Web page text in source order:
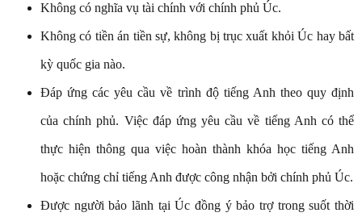
Không có nghĩa vụ tài chính với chính phủ Úc.
Không có tiền án tiền sự, không bị trục xuất khỏi Úc hay bất
kỳ quốc gia nào.
Đáp ứng các yêu cầu về trình độ tiếng Anh theo quy định
của chính phủ. Việc đáp ứng yêu cầu về tiếng Anh có thể
thực hiện thông qua việc hoàn thành khóa học tiếng Anh
hoặc chứng chỉ tiếng Anh được công nhận bởi chính phủ Úc.
Được người bảo lãnh tại Úc đồng ý bảo trợ trong suốt thời